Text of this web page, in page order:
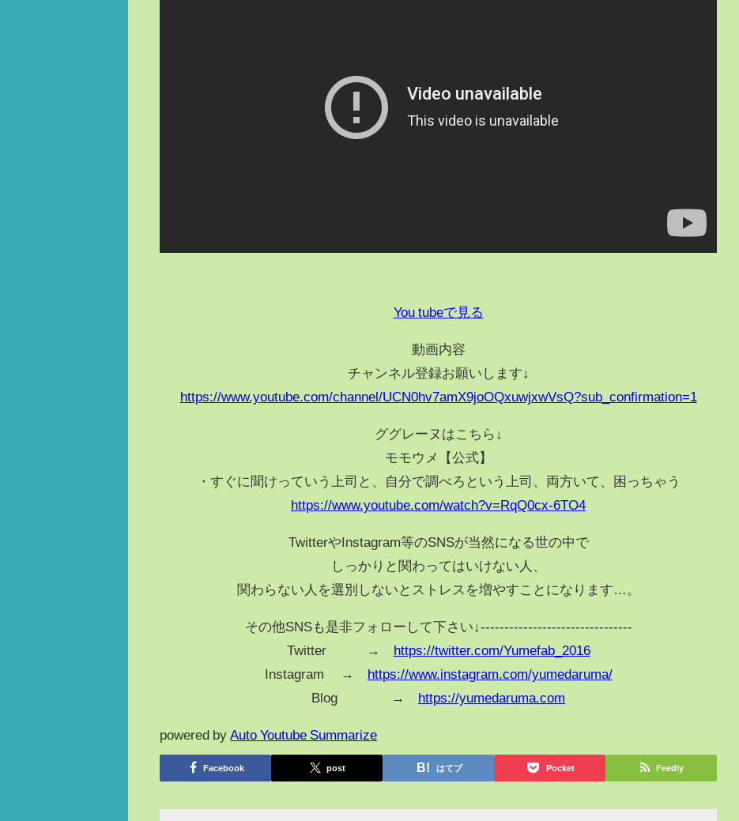
You tubeで見る
動画内容
チャンネル登録お願いします↓
https://www.youtube.com/channel/UCN0hv7amX9joOQxuwjxwVsQ?sub_confirmation=1
ググレーヌはこちら↓
モモウメ【公式】
・すぐに聞けっていう上司と、自分で調べろという上司、両方いて、困っちゃう
https://www.youtube.com/watch?v=RqQ0cx-6TO4
TwitterやInstagram等のSNSが当然になる世の中で
しっかりと関わってはいけない人、
関わらない人を選別しないとストレスを増やすことになります…。
その他SNSも是非フォローして下さい↓--------------------------------
Twitter → https://twitter.com/Yumefab_2016
Instagram → https://www.instagram.com/yumedaruma/
Blog → https://yumedaruma.com
powered by Auto Youtube Summarize
Facebook post はてブ Pocket Feedly